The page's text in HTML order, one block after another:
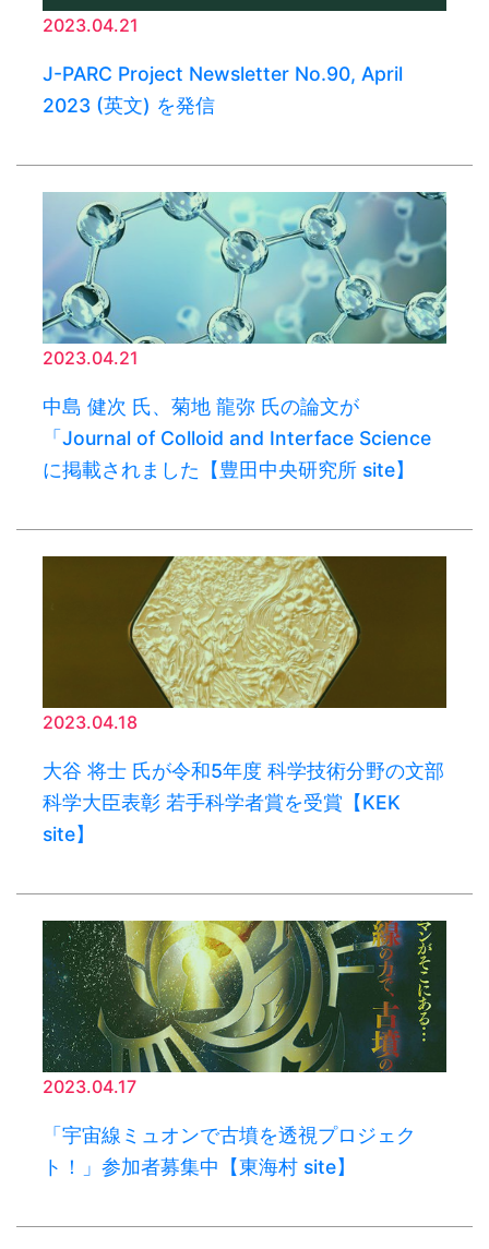
2023.04.21
J-PARC Project Newsletter No.90, April
2023 (英文) を発信
2023.04.21
中島 健次 氏、菊地 龍弥 氏の論文が
「Journal of Colloid and Interface Science
に掲載されました【豊田中央研究所 site】
2023.04.18
大谷 将士 氏が令和5年度 科学技術分野の文部
科学大臣表彰 若手科学者賞を受賞【KEK
site】
2023.04.17
「宇宙線ミュオンで古墳を透視プロジェク
ト！」参加者募集中【東海村 site】